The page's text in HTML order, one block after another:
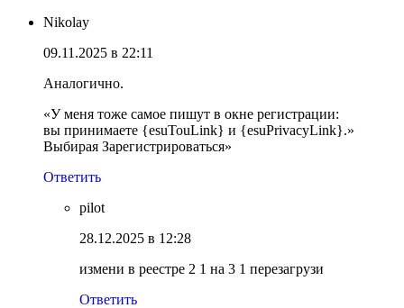
Nikolay
09.11.2025 в 22:11
Аналогично.
«У меня тоже самое пишут в окне регистрации:
вы принимаете {esuTouLink} и {esuPrivacyLink}.»
Выбирая Зарегистрироваться»
Ответить
pilot
28.12.2025 в 12:28
измени в реестре 2 1 на 3 1 перезагрузи
Ответить